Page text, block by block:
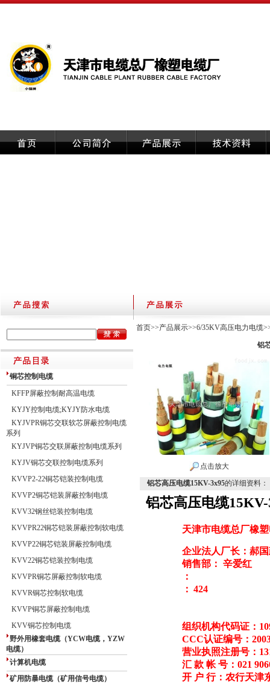
铜芯控制电缆
KFFP屏蔽控制耐高温电缆
KYJY控制电缆;KYJY防水电缆
KYJVPR铜芯交联软芯屏蔽控制电缆
系列
KYJVP铜芯交联屏蔽控制电缆系列
KYJV铜芯交联控制电缆系列
KVVP2-22铜芯铠装控制电缆
KVVP2铜芯铠装屏蔽控制电缆
KVV32钢丝铠装控制电缆
KVVPR22铜芯铠装屏蔽控制软电缆
KVVP22铜芯铠装屏蔽控制电缆
KVV22铜芯铠装控制电缆
KVVPR铜芯屏蔽控制软电缆
KVVR铜芯控制软电缆
KVVP铜芯屏蔽控制电缆
KVV铜芯控制电缆
野外用橡套电缆（YCW电缆，YZW
电缆）
计算机电缆
矿用防暴电缆（矿用信号电缆）
首页>>产品展示>>6/35KV高压电力电缆
铝
点击放大
铝芯高压电缆15KV-3x95的详细资料：
铝芯高压电缆
天津市电缆总厂橡
企业法人厂长：郝
销售部： 辛爱红
：
： 424
组织机构代码证：
CCC认证编号：
营业执照注册号：
汇 款 帐 号：021
开 户 行：农行天津